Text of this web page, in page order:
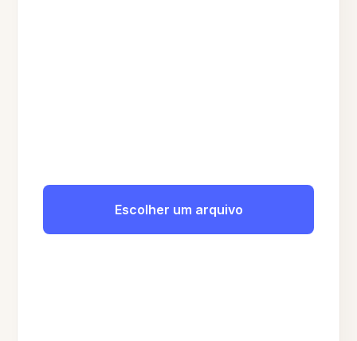
Escolher um arquivo